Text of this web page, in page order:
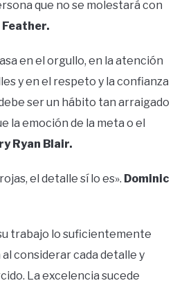
que no se molestará con
en el orgullo, en la atención
y en el respeto y la confianza
ser un hábito tan arraigado
la emoción de la meta o el
Ryan Blair.
el detalle sí lo es». Dominic
trabajo lo suficientemente
considerar cada detalle y
La excelencia sucede